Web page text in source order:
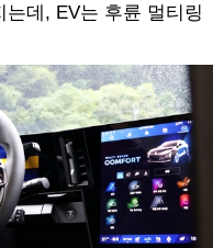
데, EV는 후륜 멀티링